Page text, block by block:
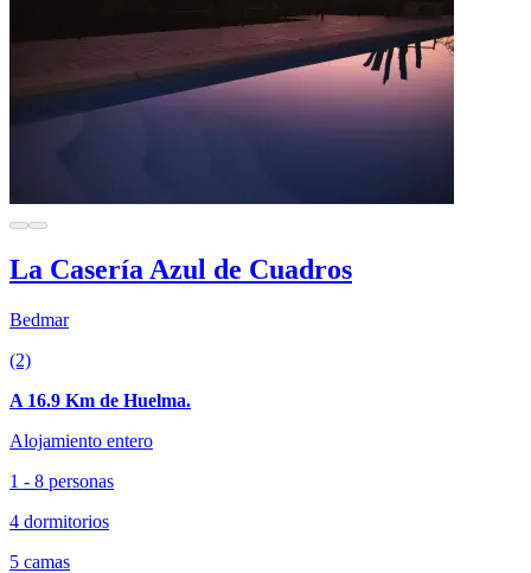
La Casería Azul de Cuadros
Bedmar
(2)
A 16.9 Km de Huelma.
Alojamiento entero
1 - 8 personas
4 dormitorios
5 camas